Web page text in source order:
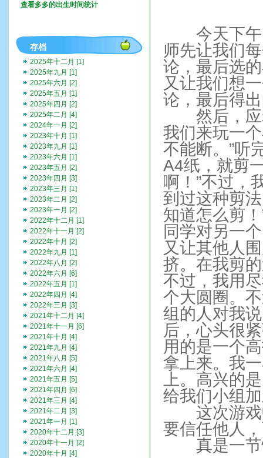
今天下午
师先让我们
论，最后选
又让我们想
论，最后得
然后，应
我们来玩一
不能断。”听
A4纸，就剪
啊！”不过，
到过这种剪
知道怎么剪
同学对另一
又让其他人
挤。在我剪
不过，我用
个大圆圈。
组的人对我
后，心头很
用的是一个
拿上来。我
上。高兴的
给我们小组
这次游戏
要信任他人
真是一节
查看多多的出生时间统计
存档
2025年十二月 [1]
2025年九月 [1]
2025年六月 [2]
2025年五月 [1]
2025年四月 [2]
2025年二月 [4]
2024年一月 [2]
2023年十月 [1]
2023年九月 [1]
2023年六月 [1]
2023年五月 [2]
2023年四月 [3]
2023年三月 [1]
2023年二月 [2]
2023年一月 [2]
2022年十二月 [1]
2022年十一月 [2]
2022年十月 [2]
2022年九月 [1]
2022年八月 [2]
2022年六月 [6]
2022年五月 [1]
2022年四月 [4]
2022年三月 [3]
2021年十二月 [4]
2021年十一月 [6]
2021年十月 [4]
2021年九月 [4]
2021年八月 [5]
2021年六月 [4]
2021年五月 [5]
2021年四月 [6]
2021年三月 [4]
2021年二月 [3]
2021年一月 [1]
2020年十二月 [3]
2020年十一月 [2]
2020年十月 [4]